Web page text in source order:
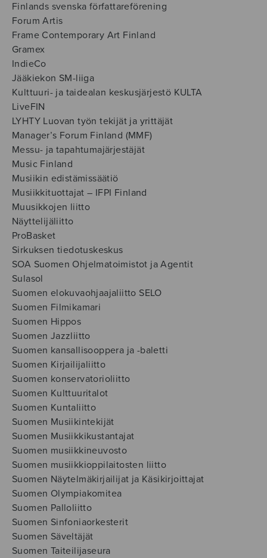
Finlands svenska författareförening
Forum Artis
Frame Contemporary Art Finland
Gramex
IndieCo
Jääkiekon SM-liiga
Kulttuuri- ja taidealan keskusjärjestö KULTA
LiveFIN
LYHTY Luovan työn tekijät ja yrittäjät
Manager’s Forum Finland (MMF)
Messu- ja tapahtumajärjestäjät
Music Finland
Musiikin edistämissäätiö
Musiikkituottajat – IFPI Finland
Muusikkojen liitto
Näyttelijäliitto
ProBasket
Sirkuksen tiedotuskeskus
SOA Suomen Ohjelmatoimistot ja Agentit
Sulasol
Suomen elokuvaohjaajaliitto SELO
Suomen Filmikamari
Suomen Hippos
Suomen Jazzliitto
Suomen kansallisooppera ja -baletti
Suomen Kirjailijaliitto
Suomen konservatorioliitto
Suomen Kulttuuritalot
Suomen Kuntaliitto
Suomen Musiikintekijät
Suomen Musiikkikustantajat
Suomen musiikkineuvosto
Suomen musiikkioppilaitosten liitto
Suomen Näytelmäkirjailijat ja Käsikirjoittajat
Suomen Olympiakomitea
Suomen Palloliitto
Suomen Sinfoniaorkesterit
Suomen Säveltäjät
Suomen Taiteilijaseura